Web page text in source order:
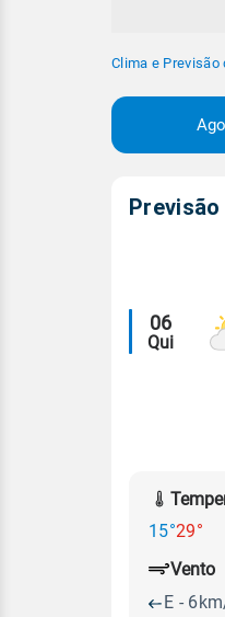
Clima e Previsão
Previsão
06
Qui
15°29°
Vento
E -